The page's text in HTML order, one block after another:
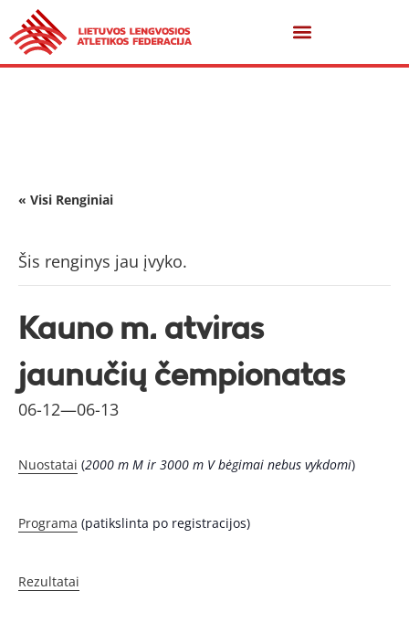
« Visi Renginiai
Šis renginys jau įvyko.
Kauno m. atviras
jaunučių čempionatas
06-12—06-13
Nuostatai (2000 m M ir 3000 m V bėgimai nebus vykdomi)
Programa (patikslinta po registracijos)
Rezultatai